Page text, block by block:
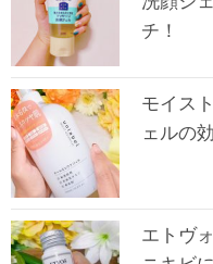
チ！
モイス
ェルの
エトヴ